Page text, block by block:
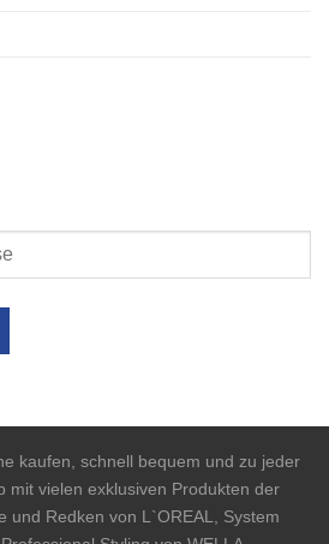
kaufen, schnell bequem und zu jeder
mit vielen exklusiven Produkten der
und Redken von L`OREAL, System